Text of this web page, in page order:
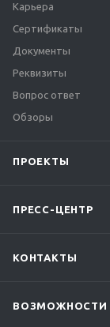
Карьера
Сертификаты
Документы
Реквизиты
Вопрос ответ
Обзоры
ПРОЕКТЫ
ПРЕСС-ЦЕНТР
КОНТАКТЫ
ВОЗМОЖНОСТИ